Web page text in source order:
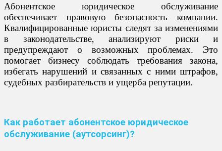
Абонентское юридическое обслуживание
обеспечивает правовую безопасность компании.
Квалифицированные юристы следят за изменениями
в законодательстве, анализируют риски и
предупреждают о возможных проблемах. Это
помогает бизнесу соблюдать требования закона,
избегать нарушений и связанных с ними штрафов,
судебных разбирательств и ущерба репутации.
Как работает абонентское юридическое
обслуживание (аутсорсинг)?